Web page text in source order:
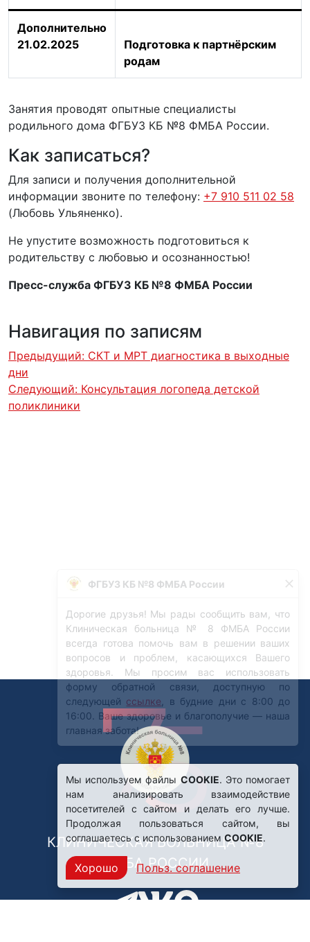
Дополнительно
21.02.2025
Подготовка к партнёрским
родам
Занятия проводят опытные специалисты
родильного дома ФГБУЗ КБ №8 ФМБА России.
Как записаться?
Для записи и получения дополнительной
информации звоните по телефону: +7 910 511 02 58
(Любовь Ульяненко).
Не упустите возможность подготовиться к
родительству с любовью и осознанностью!
Пресс-служба ФГБУЗ КБ №8 ФМБА России
Навигация по записям
Предыдущий: СКТ и МРТ диагностика в выходные
дни
Следующий: Консультация логопеда детской
поликлиники
КЛИНИЧЕСКАЯ БОЛЬНИЦА №8
ФМБА РОССИИ
Мы используем файлы COOKIE. Это помогает
нам анализировать взаимодействие
посетителей с сайтом и делать его лучше.
Продолжая пользоваться сайтом, вы
соглашаетесь с использованиемCOOKIE.
Хорошо Польз. соглашение